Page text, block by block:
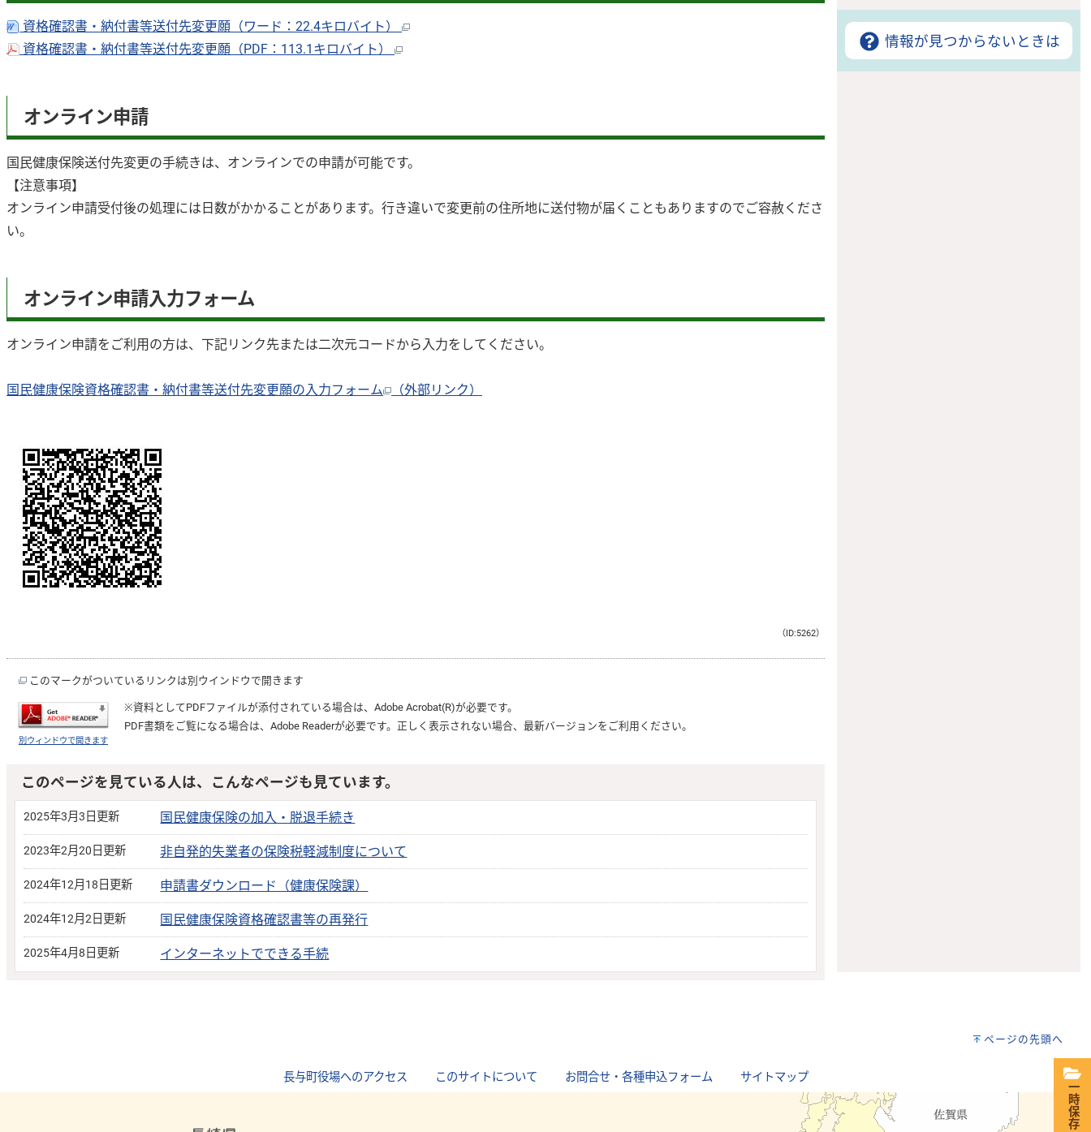
資格確認書・納付書等送付先変更願（ワード：22.4キロバイト）
資格確認書・納付書等送付先変更願（PDF：113.1キロバイト）
オンライン申請
国民健康保険送付先変更の手続きは、オンラインでの申請が可能です。
【注意事項】
オンライン申請受付後の処理には日数がかかることがあります。行き違いで変更前の住所地に送付物が届くこともありますのでご容赦くださ
い。
オンライン申請入力フォーム
オンライン申請をご利用の方は、下記リンク先または二次元コードから入力をしてください。
国民健康保険資格確認書・納付書等送付先変更願の入力フォーム （外部リンク）
（ID:5262）
このマークがついているリンクは別ウインドウで開きます
別ウィンドウで開きます
※資料としてPDFファイルが添付されている場合は、 Adobe Acrobat(R)が必要です。
PDF書類をご覧になる場合は、 Adobe Readerが必要です。正しく表示されない場合、最新バージョンをご利用ください。
このページを見ている人は、こんなページも見ています。
2025年3月3日更新 国民健康保険の加入・脱退手続き
2023年2月20日更新 非自発的失業者の保険税軽減制度について
2024年12月18日更新 申請書ダウンロード（健康保険課）
2024年12月2日更新 国民健康保険資格確認書等の再発行
2025年4月8日更新 インターネットでできる手続
情報が見つからないときは
ページの先頭へ
長与町役場へのアクセス このサイトについて お問合せ・各種申込フォーム サイトマップ
一時保存